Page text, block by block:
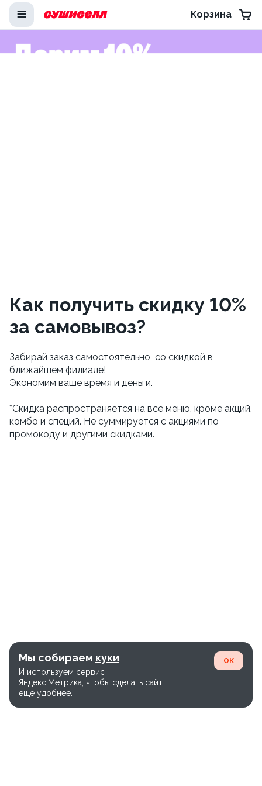
Корзина
Как получить скидку 10%
за самовывоз?
Забирай заказ самостоятельно со скидкой в
ближайшем филиале!
Экономим ваше время и деньги.
*Скидка распространяется на все меню, кроме акций,
комбо и специй. Не суммируется с акциями по
промокоду и другими скидками.
Мы собираем куки
И используем сервис
Яндекс.Метрика, чтобы сделать сайт
еще удобнее.
OK